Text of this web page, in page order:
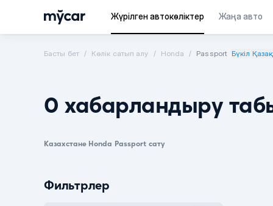
Жүрілген автокөліктер Жаңа авто
Басты бет Көлік сатып алу Honda Passport Бүкіл
0 хабарландыру
Казахстане Honda Passport сату
Фильтрлер